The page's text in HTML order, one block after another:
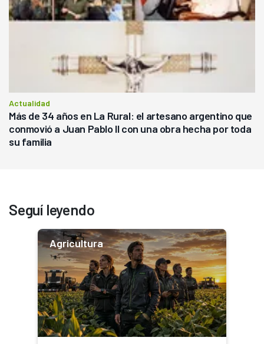
Actualidad
Más de 34 años en La Rural: el artesano argentino que
conmovió a Juan Pablo II con una obra hecha por toda
su familia
Seguí leyendo
Agricultura